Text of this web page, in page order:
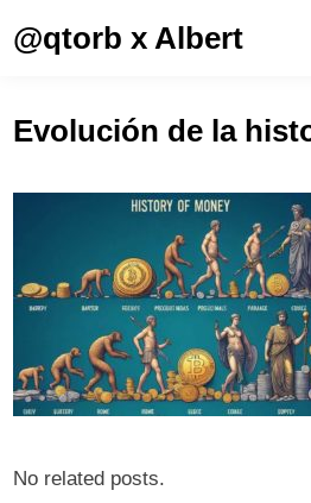
@qtorb x Albert
Evolución de la
No related posts.